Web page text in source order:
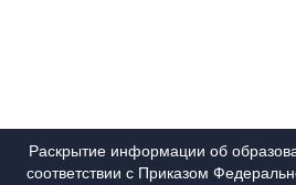
Раскрытие информации об
соответствии с Приказом